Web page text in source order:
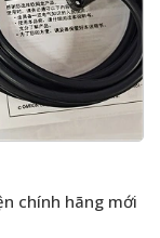
chính hãng mới